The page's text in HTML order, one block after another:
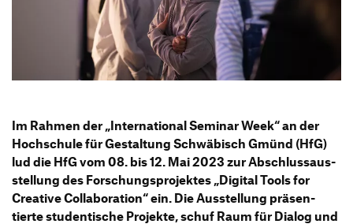
Information Events
Im Rahmen der „Inter­na­tional Seminar Week“ an der
Hoch­schule für Gestal­tung Schwä­bisch Gmünd (HfG)
lud die HfG vom 08. bis 12. Mai 2023 zur Abschluss­aus­
stel­lung des Forschungs­pro­jektes „Digital Tools for
Crea­tive Colla­bo­ra­tion“ ein. Die Ausstel­lung präsen­
tierte studen­ti­sche Projekte, schuf Raum für Dialog und